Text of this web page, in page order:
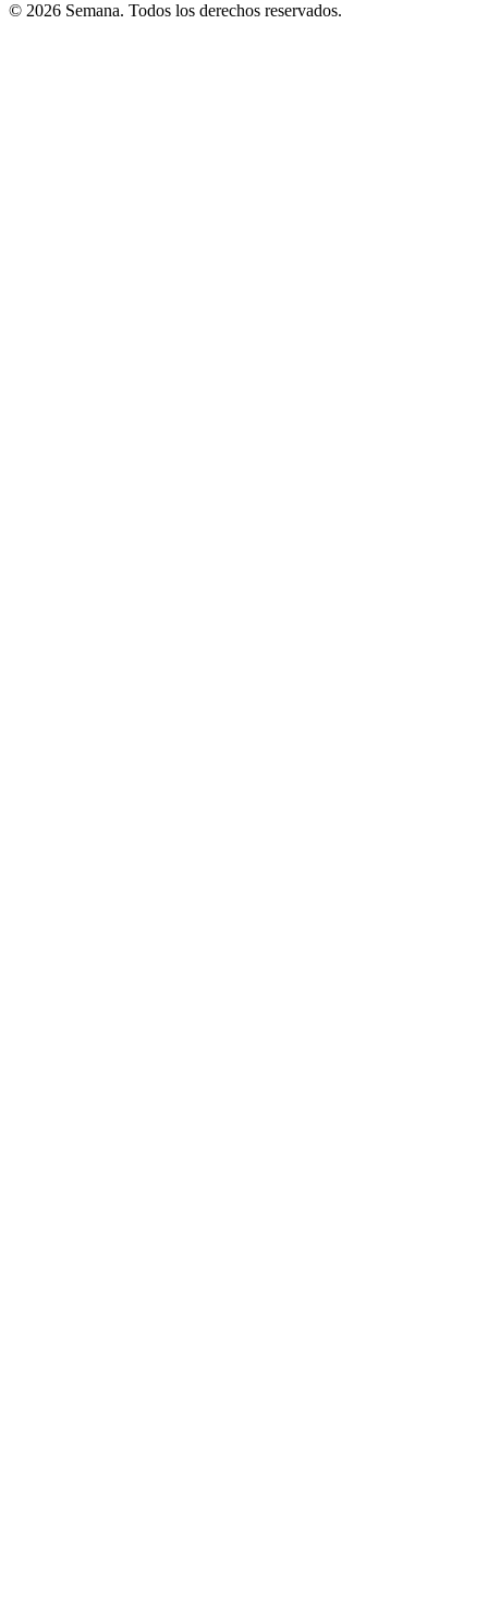
© 2026 Semana. Todos los derechos reservados.